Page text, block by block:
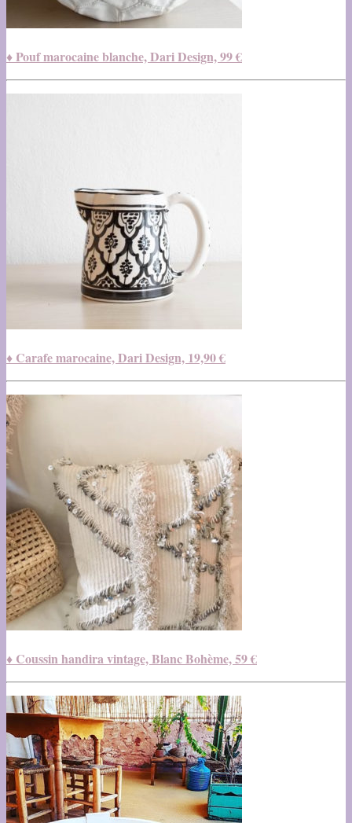
♦ Pouf marocaine blanche, Dari Design, 99 €
♦ Carafe marocaine, Dari Design, 19,90 €
♦ Coussin handira vintage, Blanc Bohème, 59 €